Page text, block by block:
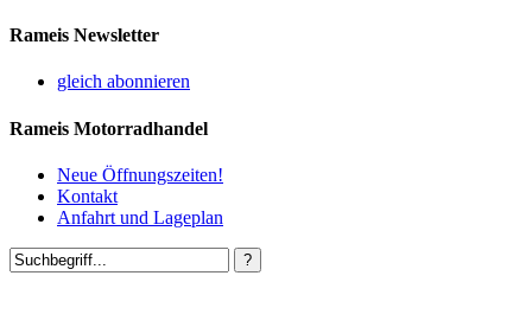
Rameis Newsletter
gleich abonnieren
Rameis Motorradhandel
Neue Öffnungszeiten!
Kontakt
Anfahrt und Lageplan